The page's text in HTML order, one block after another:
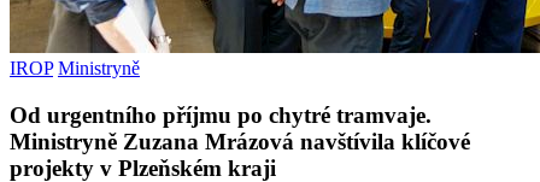
IROP Ministryně
Od urgentního příjmu po chytré tramvaje.
Ministryně Zuzana Mrázová navštívila klíčové
projekty v Plzeňském kraji